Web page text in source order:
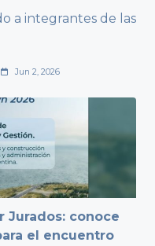
a integrantes de las
Jun 2, 2026
Jurados: conoce
el encuentro